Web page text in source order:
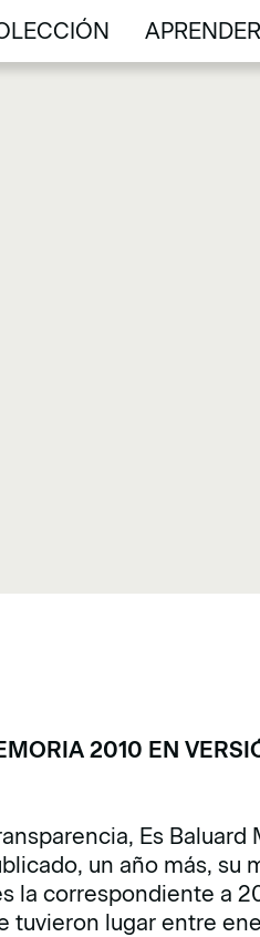
APRENDER
APRENDER
2010 EN
Es Baluard
un año más, su
la correspondiente a
tuvieron lugar entre